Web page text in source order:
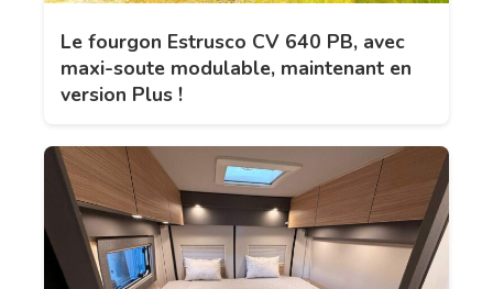
Le fourgon Estrusco CV 640 PB, avec
maxi-soute modulable, maintenant en
version Plus !